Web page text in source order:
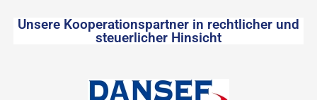
Unsere Kooperationspartner in rechtlicher und
steuerlicher Hinsicht